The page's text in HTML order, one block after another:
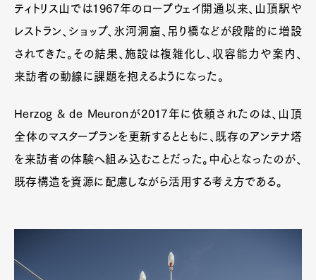
ティトリス山では1967年のロープウェイ開通以来、山頂駅や
レストラン、ショップ、氷河洞窟、吊り橋などが段階的に増設
されてきた。その結果、施設は複雑化し、収容能力や案内、
来訪者の動線に課題を抱えるようになった。
Herzog & de Meuronが2017年に依頼されたのは、山頂
全体のマスタープランを更新するとともに、既存のアンテナ塔
を来訪者の体験へ組み込むことだった。中心となったのが、
既存構造を資源に配慮しながら活用する考え方である。